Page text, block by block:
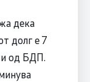
дека
долг е 7
од БДП.